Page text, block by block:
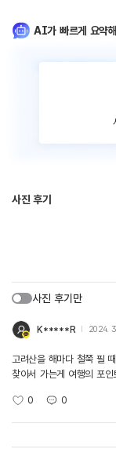
AI가 빠르게 요약
사진 후기
사진 후기만
K*****R 2024.
고려산을 해마다 철쭉 필
찾아서 가는게 여행의 포인
0 0